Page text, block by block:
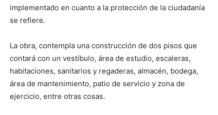
implementado en cuanto a la protección de la ciudadanía
se refiere.
La obra, contempla una construcción de dos pisos que
contará con un vestíbulo, área de estudio, escaleras,
habitaciones, sanitarios y regaderas, almacén, bodega,
área de mantenimiento, patio de servicio y zona de
ejercicio, entre otras cosas.